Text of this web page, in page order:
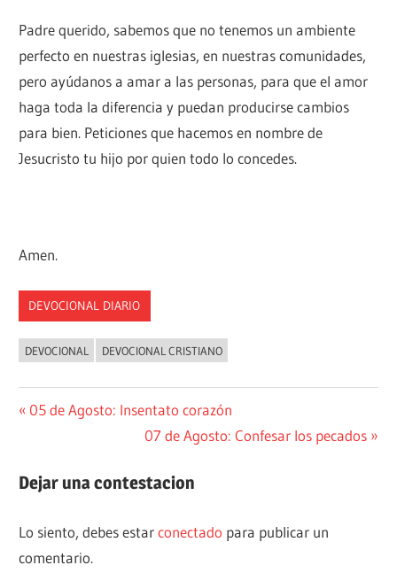
Padre querido, sabemos que no tenemos un ambiente
perfecto en nuestras iglesias, en nuestras comunidades,
pero ayúdanos a amar a las personas, para que el amor
haga toda la diferencia y puedan producirse cambios
para bien. Peticiones que hacemos en nombre de
Jesucristo tu hijo por quien todo lo concedes.
Amen.
DEVOCIONAL DIARIO
DEVOCIONAL DEVOCIONAL CRISTIANO
Navegación
entradas
Entrada
05 de Agosto: Insentato corazón
Siguiente
07 de Agosto: Confesar los pecados
Dejar una contestacion
Lo siento, debes estarconectado para publicar un
comentario.